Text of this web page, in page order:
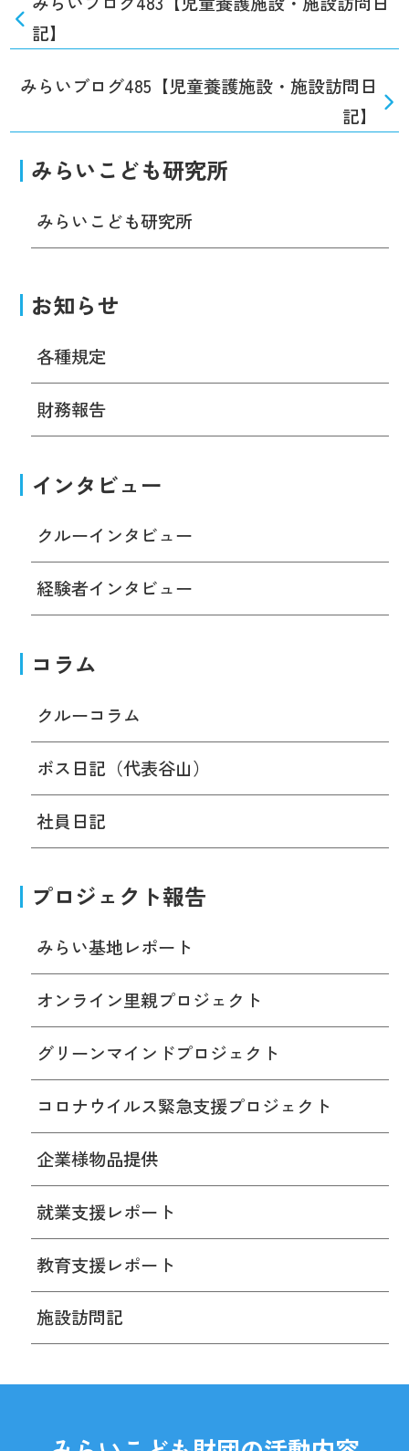
記】
みらいブログ485【児童養護施設・施設訪問日
記】
みらいこども研究所
みらいこども研究所
お知らせ
各種規定
財務報告
インタビュー
クルーインタビュー
経験者インタビュー
コラム
クルーコラム
ボス日記（代表谷山）
社員日記
プロジェクト報告
みらい基地レポート
オンライン里親プロジェクト
グリーンマインドプロジェクト
コロナウイルス緊急支援プロジェクト
企業様物品提供
就業支援レポート
教育支援レポート
施設訪問記